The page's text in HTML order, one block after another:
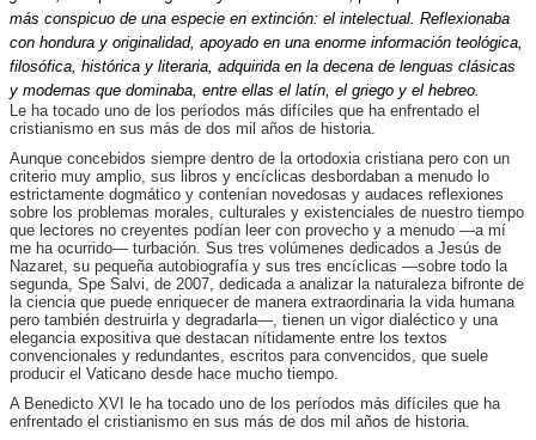
más conspicuo de una especie en extinción: el intelectual. Reflexionaba
con hondura y originalidad, apoyado en una enorme información teológica,
filosófica, histórica y literaria, adquirida en la decena de lenguas clásicas
y modernas que dominaba, entre ellas el latín, el griego y el hebreo.
Le ha tocado uno de los períodos más difíciles que ha enfrentado el
cristianismo en sus más de dos mil años de historia.
Aunque concebidos siempre dentro de la ortodoxia cristiana pero con un
criterio muy amplio, sus libros y encíclicas desbordaban a menudo lo
estrictamente dogmático y contenían novedosas y audaces reflexiones
sobre los problemas morales, culturales y existenciales de nuestro tiempo
que lectores no creyentes podían leer con provecho y a menudo —a mí
me ha ocurrido— turbación. Sus tres volúmenes dedicados a Jesús de
Nazaret, su pequeña autobiografía y sus tres encíclicas —sobre todo la
segunda, Spe Salvi, de 2007, dedicada a analizar la naturaleza bifronte de
la ciencia que puede enriquecer de manera extraordinaria la vida humana
pero también destruirla y degradarla—, tienen un vigor dialéctico y una
elegancia expositiva que destacan nítidamente entre los textos
convencionales y redundantes, escritos para convencidos, que suele
producir el Vaticano desde hace mucho tiempo.
A Benedicto XVI le ha tocado uno de los períodos más difíciles que ha
enfrentado el cristianismo en sus más de dos mil años de historia.